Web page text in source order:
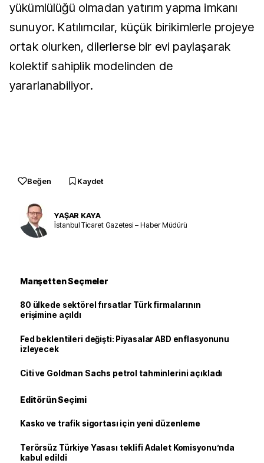
yükümlülüğü olmadan yatırım yapma imkanı
sunuyor. Katılımcılar, küçük birikimlerle projeye
ortak olurken, dilerlerse bir evi paylaşarak
kolektif sahiplik modelinden de
yararlanabiliyor.
Beğen Kaydet
YAŞAR KAYA
İstanbul Ticaret Gazetesi – Haber Müdürü
Manşetten Seçmeler
80 ülkede sektörel fırsatlar Türk firmalarının
erişimine açıldı
Fed beklentileri değişti: Piyasalar ABD enflasyonunu
izleyecek
Citi ve Goldman Sachs petrol tahminlerini açıkladı
Editörün Seçimi
Kasko ve trafik sigortası için yeni düzenleme
Terörsüz Türkiye Yasası teklifi Adalet Komisyonu’nda
kabul edildi